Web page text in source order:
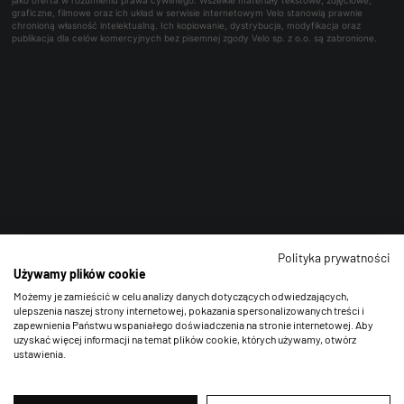
graficzne, filmowe oraz ich układ w serwisie internetowym Velo stanowią prawnie
chronioną własność intelektualną. Ich kopiowanie, dystrybucja, modyfikacja oraz
publikacja dla celów komercyjnych bez pisemnej zgody Velo sp. z o.o. są zabronione.
Polityka prywatności
Używamy plików cookie
Możemy je zamieścić w celu analizy danych dotyczących odwiedzających,
ulepszenia naszej strony internetowej, pokazania spersonalizowanych treści i
zapewnienia Państwu wspaniałego doświadczenia na stronie internetowej. Aby
uzyskać więcej informacji na temat plików cookie, których używamy, otwórz
ustawienia.